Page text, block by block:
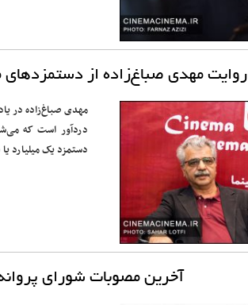
روایت مهدی صباغ‌زاده از دستمزدهای
مهدی صباغ‌زاده در
دردآور است که
دستمزد یک میلیارد
آخرین مصوبات شورای